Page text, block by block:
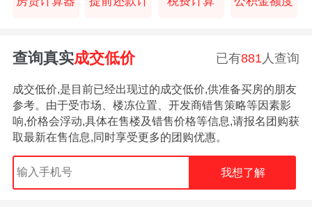
查询真实成交低价 已有881人查询
成交低价,是目前已经出现过的成交低价,供准备买房的朋友
参考。由于受市场、楼冻位置、开发商错售策略等因素影
响,价格会浮动,具体在售楼及错售价格等信息,请报名团购获
取最新在售信息,同时享受更多的团购优惠。
我想了解